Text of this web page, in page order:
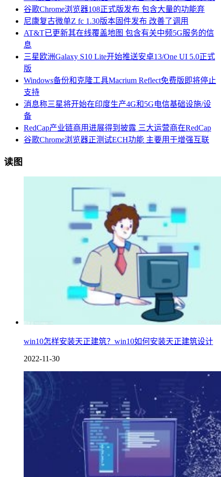
谷歌Chrome浏览器108正式版发布 包含大量的功能弃
尼康复古微单Z fc 1.30版本固件发布 改善了调用
AT&T已更新其在线覆盖地图 包含有关中频5G服务的信
息
三星欧洲Galaxy S10 Lite开始推送安卓13/One UI 5.0正式
版
Windows备份和克隆工具Macrium Reflect免费版即将停止
支持
消息称三星将开始在印度生产4G和5G电信基础设施/设
备
RedCap产业链商用进展得到披露 三大运营商在RedCap
谷歌Chrome浏览器正测试ECH功能 主要用于增强互联
读图
win10怎样安装天正建筑？win10如何安装天正建筑设计
2022-11-30